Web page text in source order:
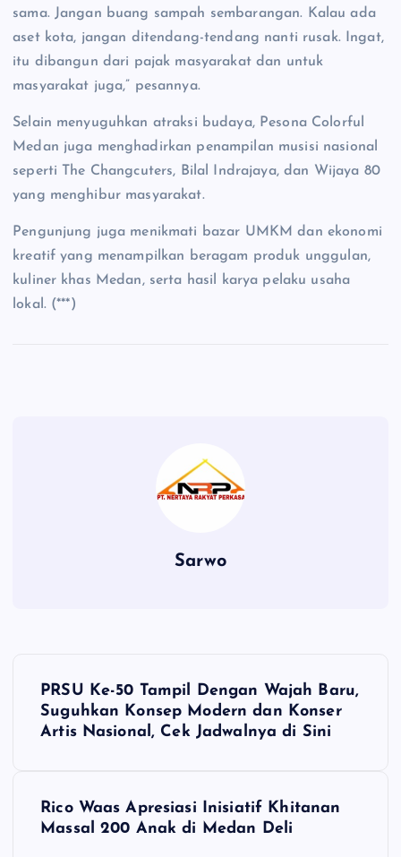
sama. Jangan buang sampah sembarangan. Kalau ada
aset kota, jangan ditendang-tendang nanti rusak. Ingat,
itu dibangun dari pajak masyarakat dan untuk
masyarakat juga,” pesannya.
Selain menyuguhkan atraksi budaya, Pesona Colorful
Medan juga menghadirkan penampilan musisi nasional
seperti The Changcuters, Bilal Indrajaya, dan Wijaya 80
yang menghibur masyarakat.
Pengunjung juga menikmati bazar UMKM dan ekonomi
kreatif yang menampilkan beragam produk unggulan,
kuliner khas Medan, serta hasil karya pelaku usaha
lokal. (***)
Sarwo
PRSU Ke-50 Tampil Dengan Wajah Baru,
Suguhkan Konsep Modern dan Konser
Artis Nasional, Cek Jadwalnya di Sini
Rico Waas Apresiasi Inisiatif Khitanan
Massal 200 Anak di Medan Deli